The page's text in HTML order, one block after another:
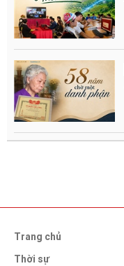
Trang chủ
Thời sự